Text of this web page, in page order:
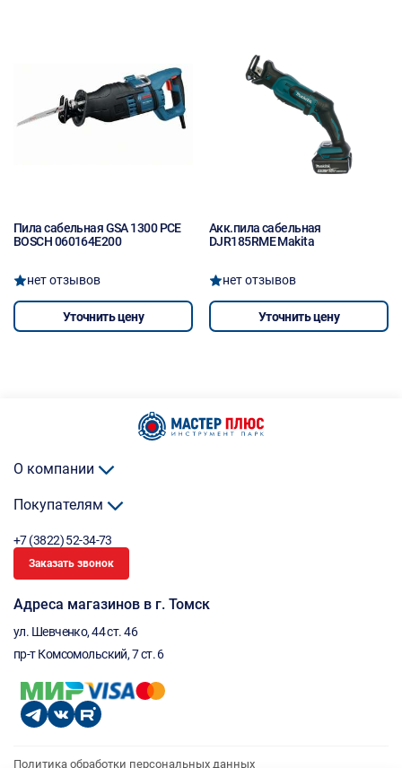
Пила сабельная GSA 1300 PCE
BOSCH 060164E200
нет отзывов
Уточнить цену
Акк.пила сабельная
DJR185RME Makita
нет отзывов
Уточнить цену
О компании
Покупателям
+7 (3822) 52-34-73
Заказать звонок
Адреса магазинов в г. Томск
ул. Шевченко, 44 ст. 46
пр-т Комсомольский, 7 ст. 6
Политика обработки персональных данных